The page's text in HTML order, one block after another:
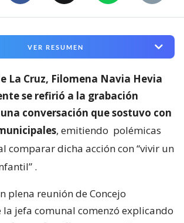
VER RESUMEN
La Cruz, Filomena Navia Hevia
se refirió a la grabación
conversación que sostuvo con
, emitiendo polémicas
comparar dicha acción con “vivir un
.
plena reunión de Concejo
jefa comunal comenzó explicando